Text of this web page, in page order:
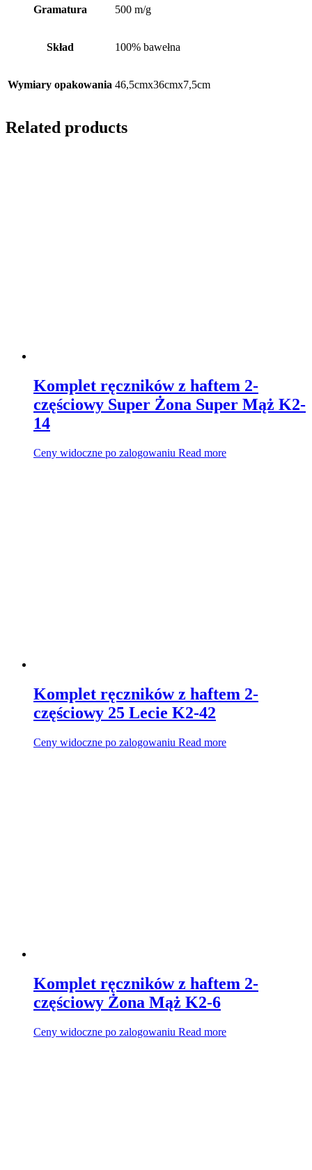
Gramatura 500 m/g
Skład 100% bawełna
Wymiary opakowania 46,5cmx36cmx7,5cm
Related products
Komplet ręczników z haftem 2-
częściowy Super Żona Super Mąż K2-
14
Ceny widoczne po zalogowaniu Read more
Komplet ręczników z haftem 2-
częściowy 25 Lecie K2-42
Ceny widoczne po zalogowaniu Read more
Komplet ręczników z haftem 2-
częściowy Żona Mąż K2-6
Ceny widoczne po zalogowaniu Read more